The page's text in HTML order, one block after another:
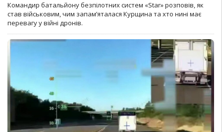
Командир батальйону безпілотних систем «Star» розповів, як
став військовим, чим запам’яталася Курщина та хто нині має
перевагу у війні дронів.